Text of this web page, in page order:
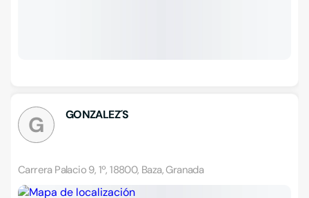
G GONZALEZ´S
Carrera Palacio 9, 1º, 18800, Baza, Granada